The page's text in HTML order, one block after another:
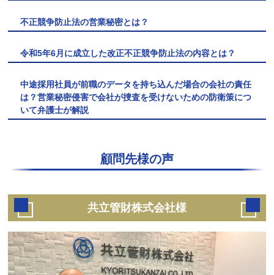
不正競争防止法の営業秘密とは？
令和5年6月に成立した改正不正競争防止法の内容とは？
中途採用社員が前職のデータを持ち込んだ場合の会社の責任
は？営業秘密侵害で会社が捜査を受けないための防衛策につ
いて弁護士が解説
顧問先様の声
共立管財株式会社様